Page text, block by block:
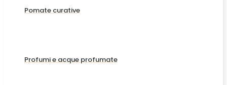
Pomate curative
Profumi e acque profumate